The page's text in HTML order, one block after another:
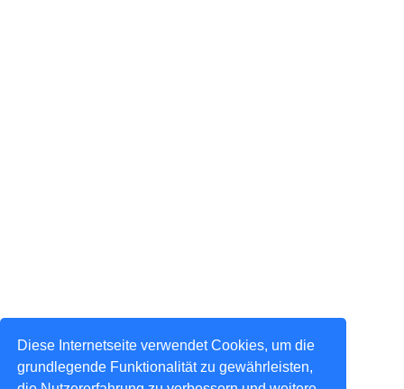
Diese Internetseite verwendet Cookies, um die
grundlegende Funktionalität zu gewährleisten,